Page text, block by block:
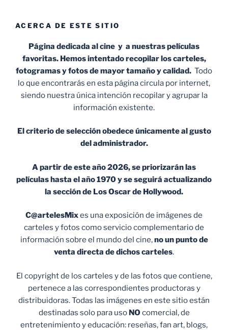
ACERCA DE ESTE SITIO
Página dedicada al cine y a nuestras películas
favoritas. Hemos intentado recopilar los carteles,
fotogramas y fotos de mayor tamaño y calidad. Todo
lo que encontrarás en esta página circula por internet,
siendo nuestra única intención recopilar y agrupar la
información existente.
El criterio de selección obedece únicamente al gusto
del administrador.
A partir de este año 2026, se priorizarán las
películas hasta el año 1970 y se seguirá actualizando
la sección de Los Oscar de Hollywood.
C@artelesMixes una exposición de imágenes de
carteles y fotos como servicio complementario de
información sobre el mundo del cine,no un punto de
venta directa de dichos carteles.
El copyright de los carteles y de las fotos que contiene,
pertenece a las correspondientes productoras y
distribuidoras. Todas las imágenes en este sitio están
destinadas solo para uso NO comercial, de
entretenimiento y educación: reseñas, fan art, blogs,